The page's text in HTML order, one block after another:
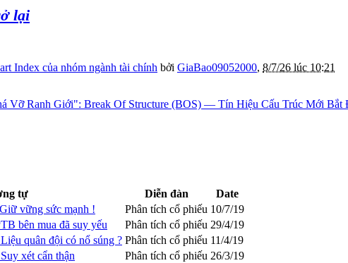
lại
Index của nhóm ngành tài chính bởi GiaBao09052000, 8/7/26 lúc 10:21
Vỡ Ranh Giới": Break Of Structure (BOS) — Tín Hiệu Cấu Trúc Mới Bắt
tự Diễn đàn
Date
vững sức mạnh !
Phân tích cổ phiếu 10/7/19
bên mua đã suy yếu
Phân tích cổ phiếu 29/4/19
quân đội có nổ súng ? Phân tích cổ phiếu 11/4/19
xét cẩn thận
Phân tích cổ phiếu 26/3/19